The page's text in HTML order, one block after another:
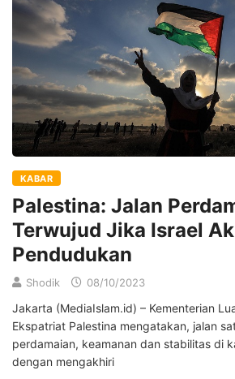
KABAR
Palestina: Jalan
Terwujud Jika Israel
Pendudukan
Shodik 08/10/2023
Jakarta (MediaIslam.id) – Kementerian
Ekspatriat Palestina mengatakan, jalan
perdamaian, keamanan dan stabilitas di
dengan mengakhiri